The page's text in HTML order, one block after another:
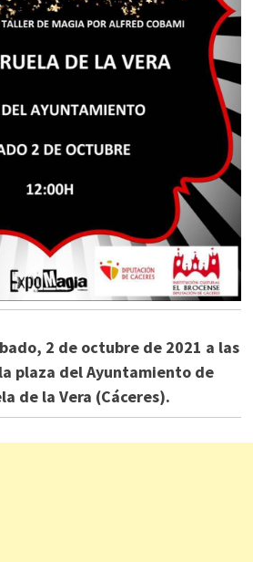
2 de octubre de 2021 a las
plaza del Ayuntamiento de
de la Vera (Cáceres).